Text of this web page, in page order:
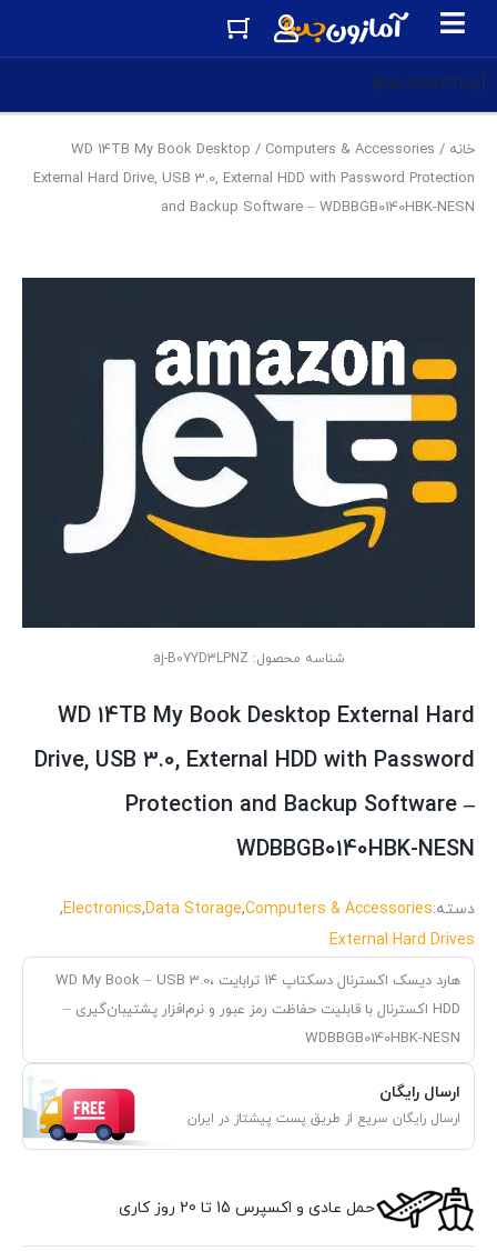
[eas-searchtop]
خانه /
Computers & Accessories
/ WD 14TB My Book Desktop
External Hard Drive, USB 3.0, External HDD with Password Protection
and Backup Software – WDBBGB0140HBK-NESN
شناسه محصول: aj-B07YD3LPNZ
WD 14TB My Book Desktop External Hard
Drive, USB 3.0, External HDD with Password
Protection and Backup Software –
WDBBGB0140HBK-NESN
دسته:Computers & Accessories
,
Data Storage
,
Electronics
,
External Hard Drives
هارد دیسک اکسترنال دسکتاپ ۱۴ ترابایت WD My Book – USB 3.0،
HDD اکسترنال با قابلیت حفاظت رمز عبور و نرم‌افزار پشتیبان‌گیری –
WDBBGB0140HBK-NESN
ارسال رایگان
ارسال رایگان سریع از طریق پست پیشتاز در ایران
حمل عادی و اکسپرس 15 تا 20 روز کاری